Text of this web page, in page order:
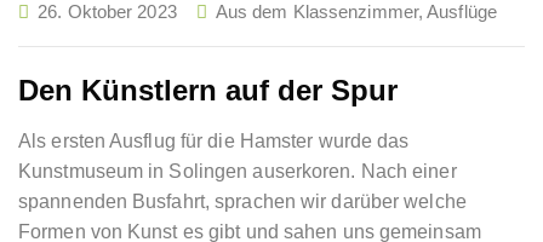
26. Oktober 2023 Aus dem Klassenzimmer,Ausflüge
Den Künstlern auf der Spur
Als ersten Ausflug für die Hamster wurde das
Kunstmuseum in Solingen auserkoren. Nach einer
spannenden Busfahrt, sprachen wir darüber welche
Formen von Kunst es gibt und sahen uns gemeinsam